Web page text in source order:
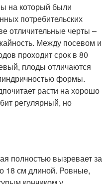
на который были
потребительских
отличительные черты –
Между посевом и
проходит срок в 80
плоды отличаются
формы.
расти на хорошо
регулярный, но
полностью вызревает за
18 см длиной. Ровные,